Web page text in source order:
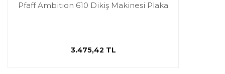
Pfaff Ambition 610 Dikiş Makinesi Plaka
3.475,42 TL